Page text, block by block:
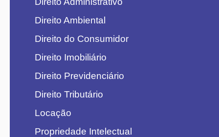
Direito Ambiental
Direito do Consumidor
Direito Imobiliário
Direito Previdenciário
Direito Tributário
Locação
Propriedade Intelectual